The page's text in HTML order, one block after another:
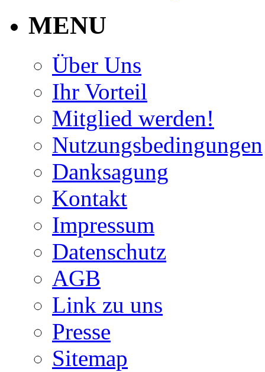
MENU
Über Uns
Ihr Vorteil
Mitglied werden!
Nutzungsbedingungen
Danksagung
Kontakt
Impressum
Datenschutz
AGB
Link zu uns
Presse
Sitemap